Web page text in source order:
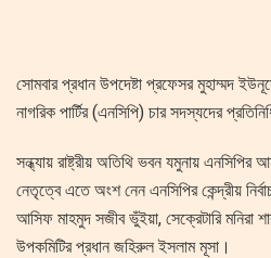
সোমবার প্রধান উপদেষ্টা প্রফেসর মুহাম্মদ
নাগরিক পার্টির (এনসিপি) চার সদস্যদের
সন্ধ্যায় রাষ্ট্রীয় অতিথি ভবন যমুনায় এনসিপির
নেতৃত্বে এতে অংশ নেন এনসিপির কেন্দ্রীয়
আসিফ মাহমুদ সজীব ভুঁইয়া, সেক্রেটারি মনিরা
উপকমিটির প্রধান জহিরুল ইসলাম মূসা।